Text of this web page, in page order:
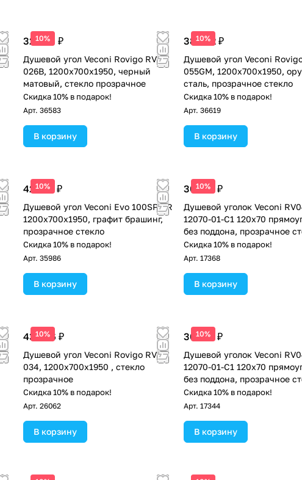
10%
32 486 ₽
Душевой угол Veconi Rovigo RV-
026B, 1200х700х1950, черный
матовый, стекло прозрачное
Скидка 10% в подарок!
Арт. 36583
В корзину
10%
38 682 ₽
Душевой угол Veconi
055GM, 1200х700х1950,
сталь, прозрачное стекло
Скидка 10% в подарок!
Арт. 36619
В корзину
10%
42 582 ₽
Душевой угол Veconi Evo 100SP GR
1200х700x1950, графит брашинг,
прозрачное стекло
Скидка 10% в подарок!
Арт. 35986
В корзину
10%
30 015 ₽
Душевой уголок Veconi
12070-01-C1 120х70
без поддона, прозрачное
чёрный матовый
Скидка 10% в подарок!
Арт. 17368
В корзину
10%
43 436 ₽
Душевой угол Veconi Rovigo RV-
034, 1200х700х1950 , стекло
прозрачное
Скидка 10% в подарок!
Арт. 26062
В корзину
10%
30 015 ₽
Душевой уголок Veconi
12070-01-C1 120х70
без поддона, прозрачное
хром
Скидка 10% в подарок!
Арт. 17344
В корзину